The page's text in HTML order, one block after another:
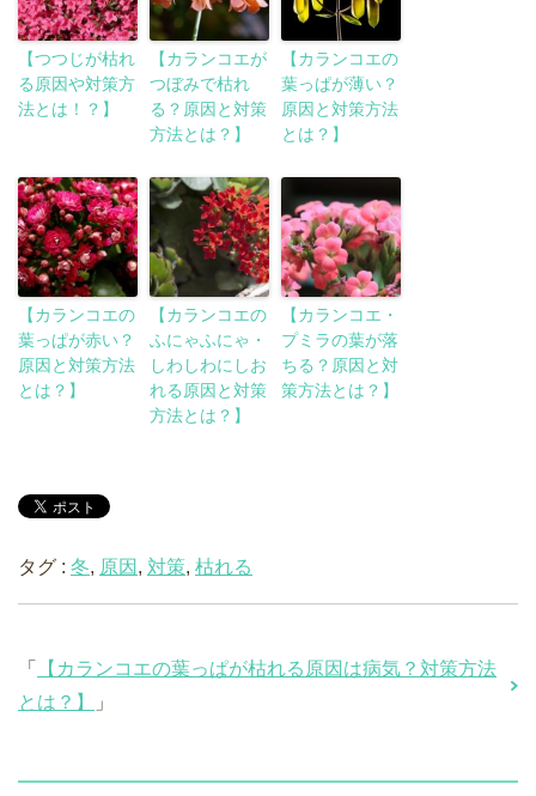
【つつじが枯れ
る原因や対策方
法とは！？】
【カランコエが
つぼみで枯れ
る？原因と対策
方法とは？】
【カランコエの
葉っぱが薄い？
原因と対策方法
とは？】
【カランコエの
葉っぱが赤い？
原因と対策方法
とは？】
【カランコエの
ふにゃふにゃ・
しわしわにしお
れる原因と対策
方法とは？】
【カランコエ・
プミラの葉が落
ちる？原因と対
策方法とは？】
タグ : 冬, 原因 , 対策, 枯れる
「
【カランコエの葉っぱが枯れる原因は病気？対策方法
とは？】
」